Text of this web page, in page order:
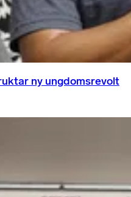
ny ungdomsrevolt